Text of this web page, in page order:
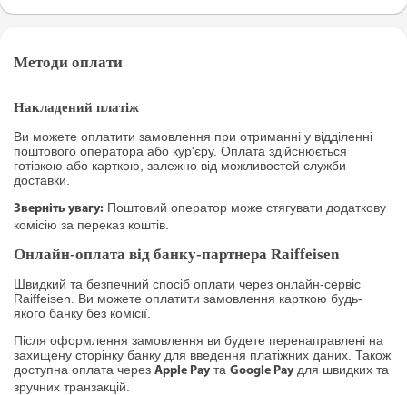
Методи оплати
Накладений платіж
Ви можете оплатити замовлення при отриманні у відділенні
поштового оператора або кур'єру. Оплата здійснюється
готівкою або карткою, залежно від можливостей служби
доставки.
Зверніть увагу: Поштовий оператор може стягувати додаткову
комісію за переказ коштів.
Онлайн-оплата від банку-партнера Raiffeisen
Швидкий та безпечний спосіб оплати через онлайн-сервіс
Raiffeisen. Ви можете оплатити замовлення карткою будь-
якого банку без комісії.
Після оформлення замовлення ви будете перенаправлені на
захищену сторінку банку для введення платіжних даних. Також
доступна оплата через Apple Pay та Google Pay для швидких та
зручних транзакцій.